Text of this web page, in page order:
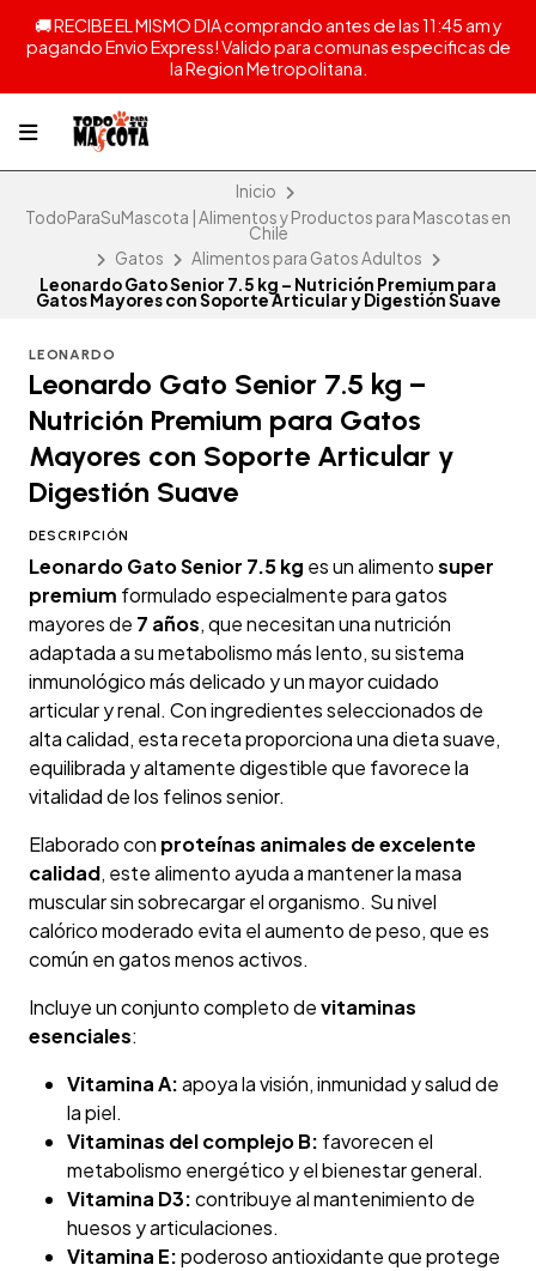
🚚 RECIBE EL MISMO DIA comprando antes de las 11:45 am y
pagando Envio Express! Valido para comunas especificas de
la Region Metropolitana.
Inicio
TodoParaSuMascota | Alimentos y Productos para Mascotas en
Chile
Gatos
Alimentos para Gatos Adultos
Leonardo Gato Senior 7.5 kg – Nutrición Premium para
Gatos Mayores con Soporte Articular y Digestión Suave
LEONARDO
Leonardo Gato Senior 7.5 kg –
Nutrición Premium para Gatos
Mayores con Soporte Articular y
Digestión Suave
DESCRIPCIÓN
Leonardo Gato Senior 7.5 kg es un alimentosuper
premium formulado especialmente para gatos
mayores de 7 años, que necesitan una nutrición
adaptada a su metabolismo más lento, su sistema
inmunológico más delicado y un mayor cuidado
articular y renal. Con ingredientes seleccionados de
alta calidad, esta receta proporciona una dieta suave,
equilibrada y altamente digestible que favorece la
vitalidad de los felinos senior.
Elaborado con proteínas animales de excelente
calidad, este alimento ayuda a mantener la masa
muscular sin sobrecargar el organismo. Su nivel
calórico moderado evita el aumento de peso, que es
común en gatos menos activos.
Incluye un conjunto completo devitaminas
esenciales:
Vitamina A:apoya la visión, inmunidad y salud de
la piel.
Vitaminas del complejo B: favorecen el
metabolismo energético y el bienestar general.
Vitamina D3:contribuye al mantenimiento de
huesos y articulaciones.
Vitamina E:poderoso antioxidante que protege